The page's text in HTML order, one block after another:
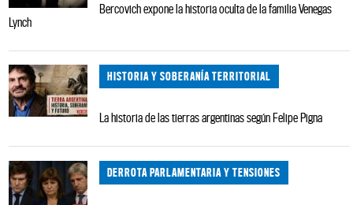
Bercovich expone la historia oculta de la familia Venegas
Lynch
HISTORIA Y SOBERANÍA TERRITORIAL
La historia de las tierras argentinas según Felipe Pigna
DERROTA PARLAMENTARIA Y TENSIONES